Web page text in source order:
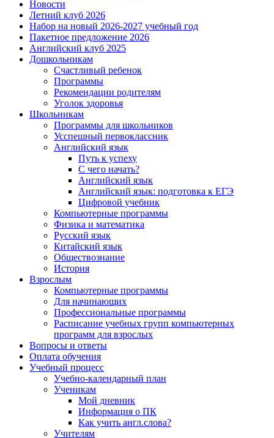
Новости
Летний клуб 2026
Набор на новый 2026-2027 учебный год
Пакетное предложение 2026
Английский клуб 2025
Дошкольникам
Счастливый ребенок
Программы
Рекомендации родителям
Уголок здоровья
Школьникам
Программы для школьников
Усспешный первоклассник
Английский язык
Путь к успеху
С чего начать?
Английский язык
Английский язык: подготовка к ЕГЭ
Цифровой учебник
Компьютерные программы
Физика и математика
Русский язык
Китайский язык
Обществознание
История
Взрослым
Компьютерные программы
Для начинающих
Профессиональные программы
Расписание учебных групп компьютерных
программ для взрослых
Вопросы и ответы
Оплата обучения
Учебный процесс
Учебно-календарный план
Ученикам
Мой дневник
Информация о ПК
Как учить англ.слова?
Учителям